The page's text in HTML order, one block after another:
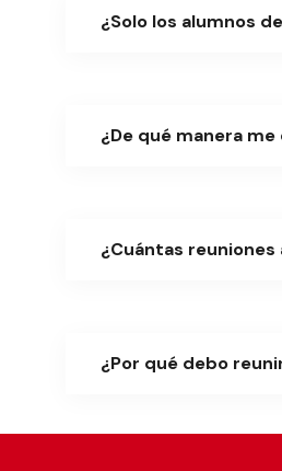
¿Solo los alumnos
¿De qué manera
¿Cuántas
¿Por qué debo